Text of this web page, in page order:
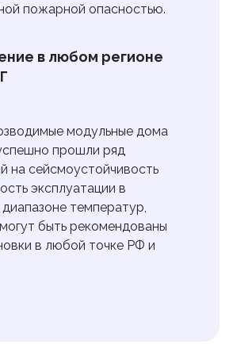
пожарной опасностью.
в любом регионе
модульные дома
прошли ряд
на сейсмоустойчивость
эксплуатации в
температур,
быть рекомендованы
в любой точке РФ и